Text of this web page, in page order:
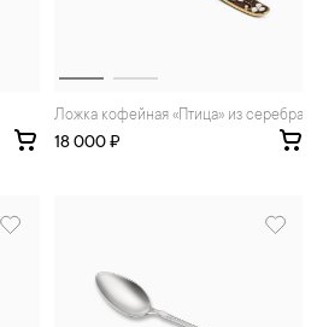
Ложка кофейная «Птица» из серебра
18 000 ₽